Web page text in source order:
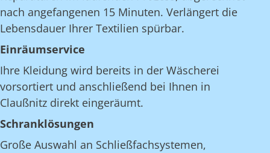
nach angefangenen 15 Minuten. Verlängert die
Lebensdauer Ihrer Textilien spürbar.
Einräumservice
Ihre Kleidung wird bereits in der Wäscherei
vorsortiert und anschließend bei Ihnen in
Claußnitz direkt eingeräumt.
Schranklösungen
Große Auswahl an Schließfachsystemen,